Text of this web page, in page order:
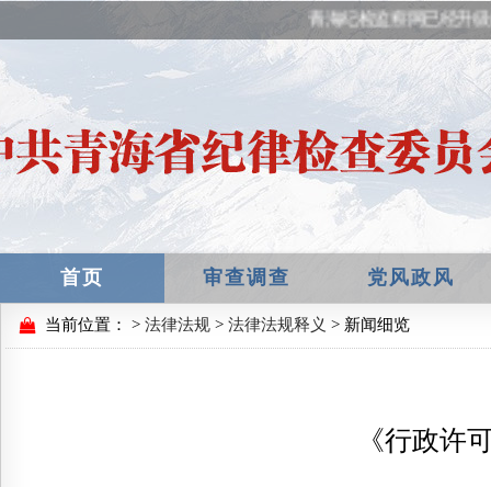
青海纪检监察网已经升级
首页 审查调查 党风政风
当前位置： > 法律法规 > 法律法规释义 > 新闻细览
《行政许